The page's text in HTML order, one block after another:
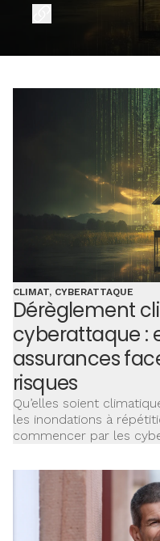
CLIMAT, CYBERATTAQUE
Dérèglement
cyberattaque :
assurances
risques
Qu’elles soient
les inondations à
commencer par les
que jamais. Mais la
anticiper ces nouveaux
adaptent leur
incontournable. Les
leur offre et leurs